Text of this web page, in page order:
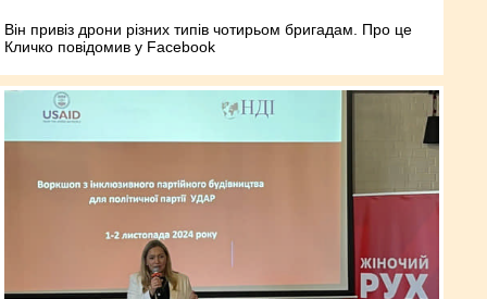
Він привіз дрони різних типів чотирьом бригадам. Про це
Кличко повідомив у Facebook